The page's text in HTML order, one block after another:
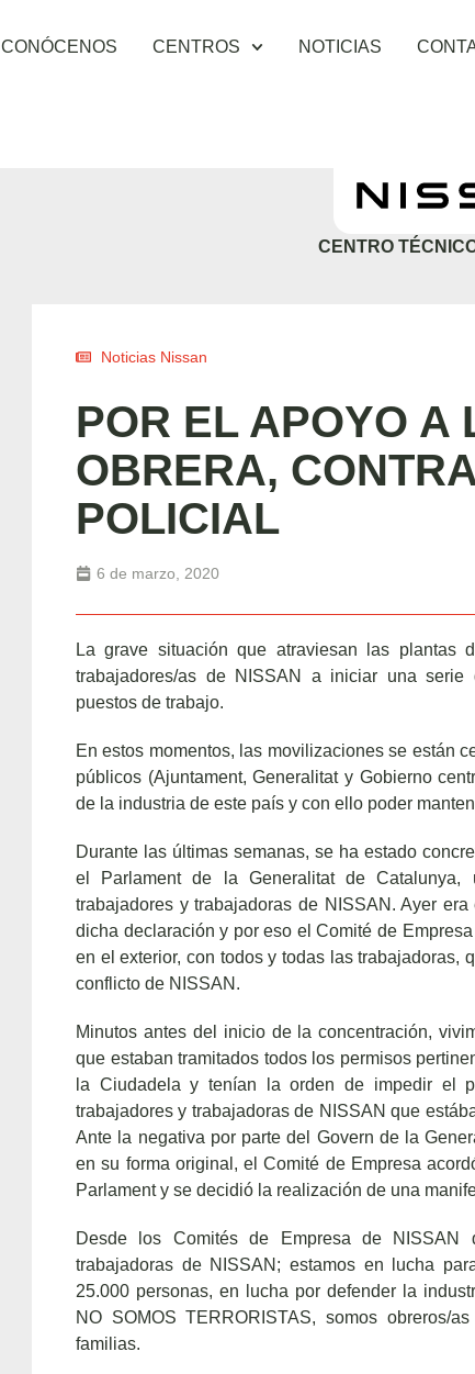
CONÓCENOS CENTROS NOTICIAS
CENTRO
Noticias Nissan
POR EL APOYO A
OBRERA,
POLICIAL
6 de marzo, 2020
La grave situación que atraviesan las plantas
trabajadores/as de NISSAN a iniciar una
puestos de trabajo.
En estos momentos, las movilizaciones se están
públicos (Ajuntament, Generalitat y Gobierno
de la industria de este país y con ello poder
Durante las últimas semanas, se ha estado
el Parlament de la Generalitat de
trabajadores y trabajadoras de NISSAN. Ayer
dicha declaración y por eso el Comité de
en el exterior, con todos y todas las trabajadoras,
conflicto de NISSAN.
Minutos antes del inicio de la concentración,
que estaban tramitados todos los permisos
la Ciudadela y tenían la orden de impedir el
trabajadores y trabajadoras de NISSAN que
Ante la negativa por parte del Govern de la
en su forma original, el Comité de Empresa
Parlament y se decidió la realización de una
Desde los Comités de Empresa de
trabajadoras de NISSAN; estamos en lucha
25.000 personas, en lucha por defender la
NO SOMOS TERRORISTAS, somos obreros/
familias.